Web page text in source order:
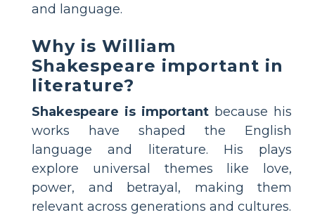
and language.
Why is William
Shakespeare important in
literature?
Shakespeare is important because his
works have shaped the English
language and literature. His plays
explore universal themes like love,
power, and betrayal, making them
relevant across generations and cultures.